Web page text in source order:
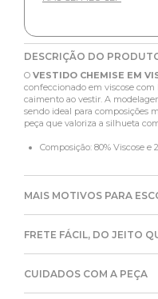
DESCRIÇÃO DO
O VESTIDO CHEMISE EM
confeccionado em viscose com
caimento ao vestir. A
sendo ideal para composições
peça que valoriza a silhueta
Composição: 80% Viscose e
MAIS MOTIVOS PARA
FRETE FÁCIL, DO JEITO
CUIDADOS COM A PEÇA